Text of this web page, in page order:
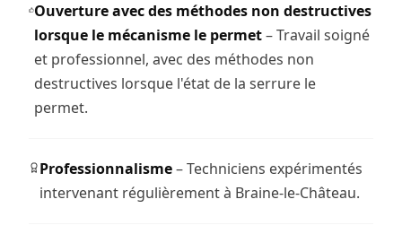
Ouverture avec des méthodes non destructives
lorsque le mécanisme le permet– Travail soigné
et professionnel, avec des méthodes non
destructives lorsque l'état de la serrure le
permet.
Professionnalisme– Techniciens expérimentés
intervenant régulièrement à Braine-le-Château.